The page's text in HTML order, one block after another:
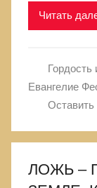
Читать
Евангелие
Оставить
ЛОЖЬ –